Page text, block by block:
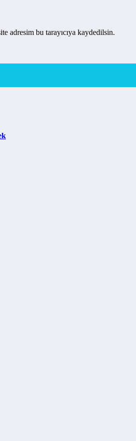
adresim bu tarayıcıya kaydedilsin.